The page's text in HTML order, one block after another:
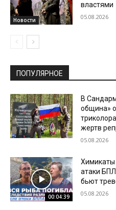
Новости
властями
05.08.2026
ПОПУЛЯРНОЕ
В
община»
жертв
05.08.2026
00:04:39
Химикаты
атаки
бьют
05.08.2026